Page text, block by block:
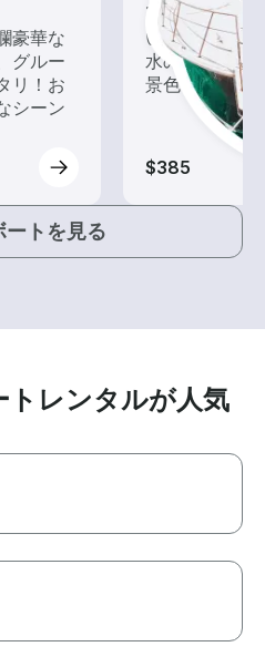
豪華な
グルー
リ！お
シーン
ツアー
いろんな再発
水の上から眺
景色を楽しも
$385
ートを見る
トレンタルが人気